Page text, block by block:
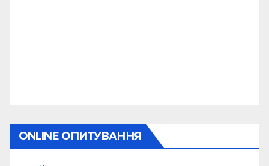
ONLINE ОПИТУВАННЯ